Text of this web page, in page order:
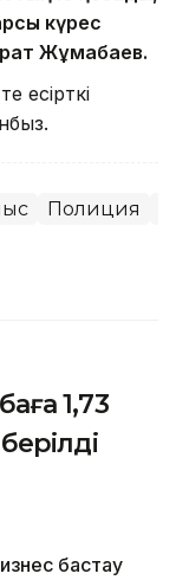
күрес
Жұмабаев.
есірткі
Полиция
1,73
бастау